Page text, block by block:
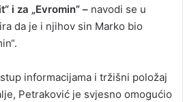
i za „Evromin” – navodi se u
da je i njihov sin Marko bio
informacijama i tržišni položaj
Petraković je svjesno omogućio